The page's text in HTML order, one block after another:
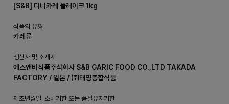
[S&B] 디너카레 플레이크 1kg
식품의 유형
카레류
생산자 및 소재지
에스앤비식품주식회사 S&B GARIC FOOD CO.,LTD TAKADA
FACTORY / 일본 / ㈜태명종합식품
제조년월일, 소비기한 또는 품질유지기한